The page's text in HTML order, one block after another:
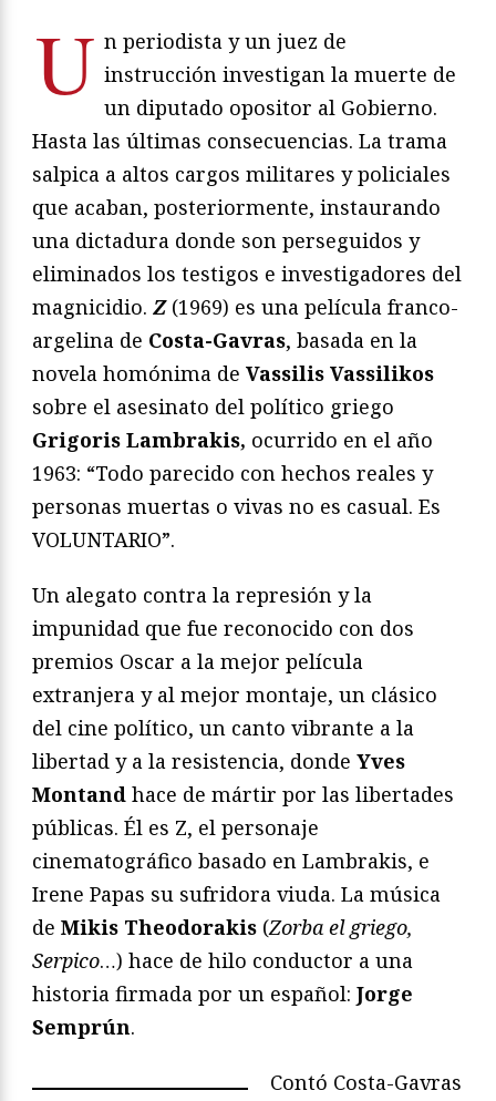
U n periodista y un juez de
instrucción investigan la muerte de
un diputado opositor al Gobierno.
Hasta las últimas consecuencias. La trama
salpica a altos cargos militares y policiales
que acaban, posteriormente, instaurando
una dictadura donde son perseguidos y
eliminados los testigos e investigadores del
magnicidio. Z(1969) es una película franco-
argelina de Costa-Gavras, basada en la
novela homónima de Vassilis Vassilikos
sobre el asesinato del político griego
Grigoris Lambrakis, ocurrido en el año
1963: “Todo parecido con hechos reales y
personas muertas o vivas no es casual. Es
VOLUNTARIO”.
Un alegato contra la represión y la
impunidad que fue reconocido con dos
premios Oscar a la mejor película
extranjera y al mejor montaje, un clásico
del cine político, un canto vibrante a la
libertad y a la resistencia, donde Yves
Montand hace de mártir por las libertades
públicas. Él es Z, el personaje
cinematográfico basado en Lambrakis, e
Irene Papas su sufridora viuda. La música
de Mikis Theodorakis (Zorba el griego,
Serpico…) hace de hilo conductor a una
historia firmada por un español: Jorge
Semprún.
Contó Costa-Gavras